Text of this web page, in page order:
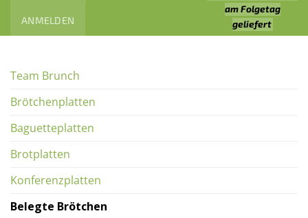
ANMELDEN
am Folgetag
geliefert
Team Brunch
Brötchenplatten
Baguetteplatten
Brotplatten
Konferenzplatten
Belegte Brötchen